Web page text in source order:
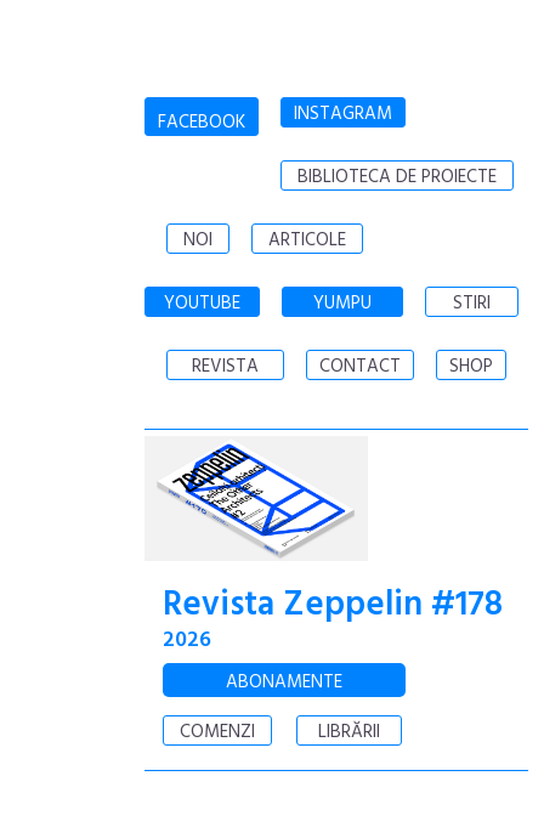
FACEBOOK INSTAGRAM
BIBLIOTECA DE PROIECTE
NOI ARTICOLE
YOUTUBE YUMPU STIRI
REVISTA CONTACT SHOP
Revista Zeppelin #178
2026
ABONAMENTE
COMENZI
LIBRĂRII